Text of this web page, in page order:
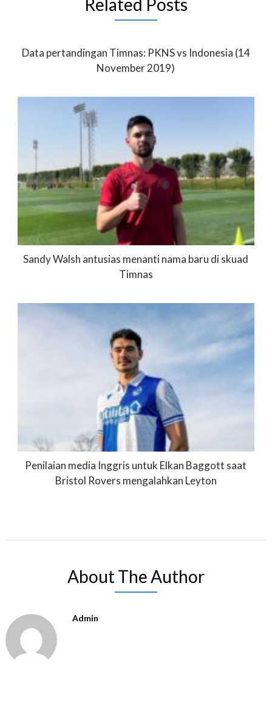
Related Posts
Data pertandingan Timnas: PKNS vs Indonesia (14
November 2019)
Sandy Walsh antusias menanti nama baru di skuad
Timnas
Penilaian media Inggris untuk Elkan Baggott saat
Bristol Rovers mengalahkan Leyton
About The Author
Admin